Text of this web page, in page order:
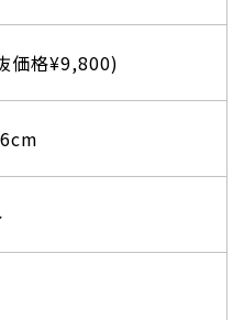
価格¥9,800)